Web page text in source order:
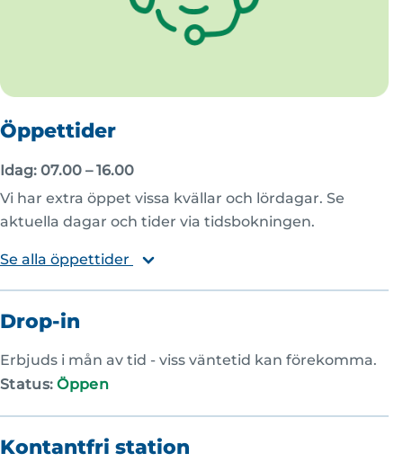
Öppettider
Idag: 07.00 – 16.00
Vi har extra öppet vissa kvällar och lördagar. Se
aktuella dagar och tider via tidsbokningen.
Se alla öppettider
Drop-in
Erbjuds i mån av tid - viss väntetid kan förekomma.
Status:Öppen
Kontantfri station